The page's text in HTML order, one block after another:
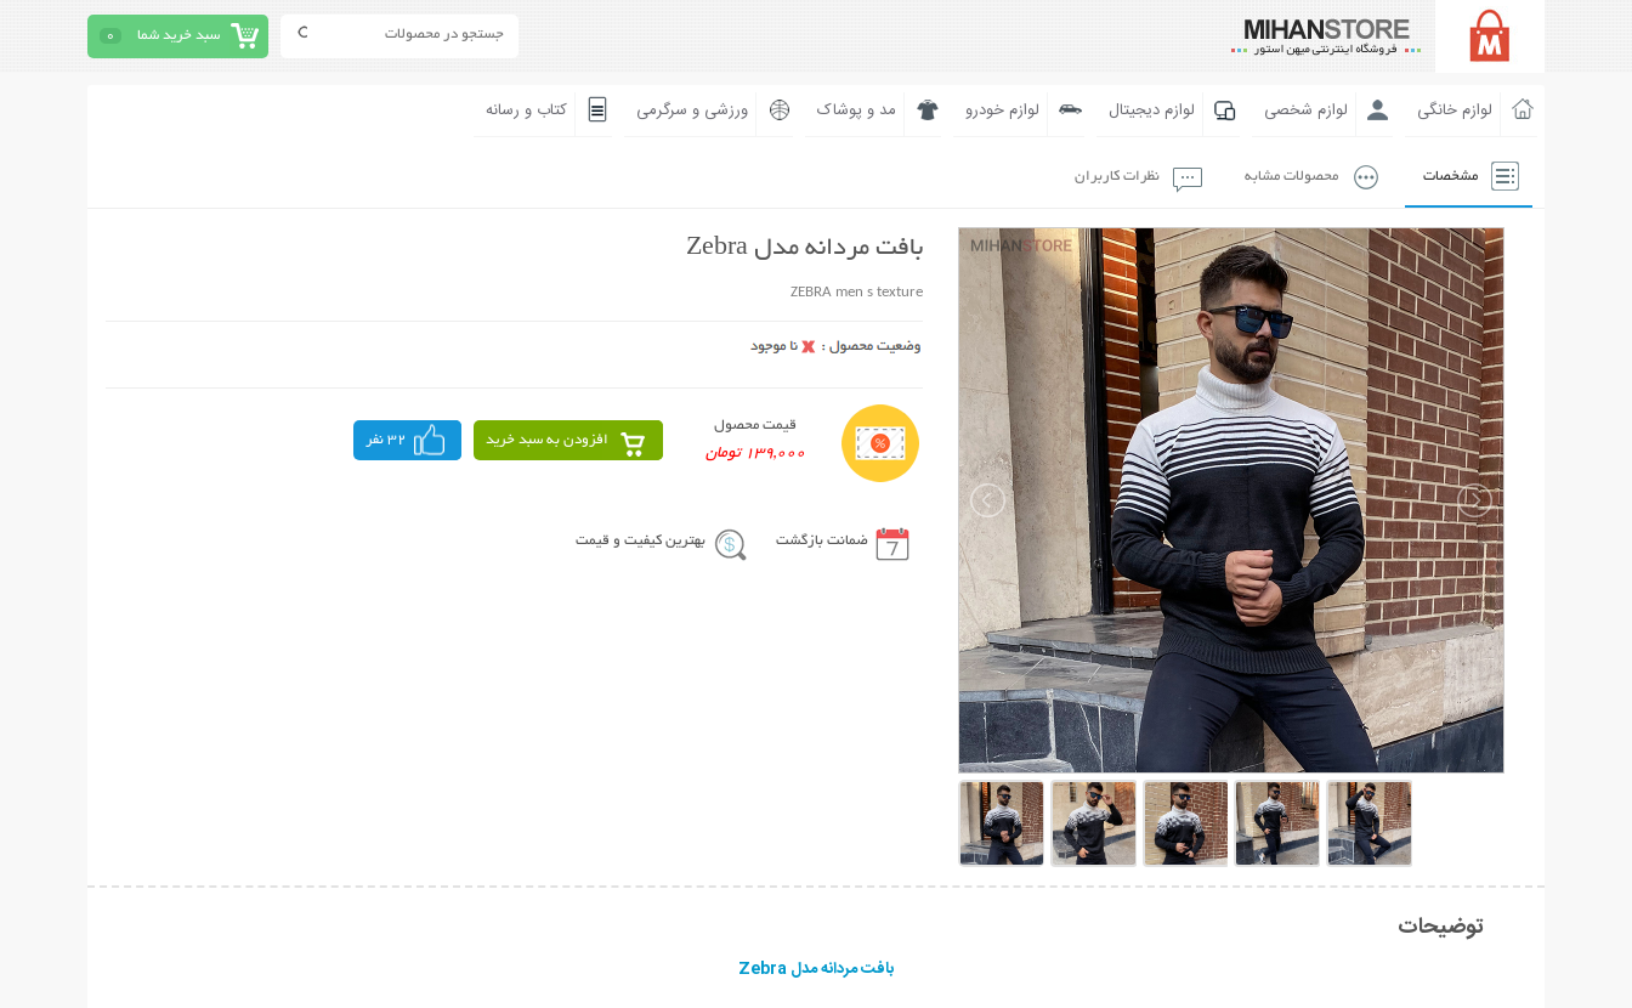
سبد خرید شما 0
لوازم خانگی لوازم شخصی لوازم دیجیتال لوازم خودرو مد و پوشاک ورزشی و سرگرمی کتاب و رسانه
مشخصات محصولات مشابه نظرات کاربران
بافت مردانه مدل Zebra
ZEBRA men s texture
قیمت محصول
139,000 تومان
افزودن به سبد خرید 32 نفر
ضمانت بازگشت بهترین کیفیت و قیمت
توضیحات
بافت مردانه مدل Zebra